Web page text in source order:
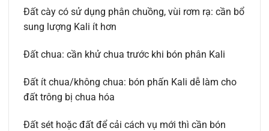
Đất cày có sử dụng phân chuồng, vùi rơm rạ: cần bổ
sung lượng Kali ít hơn
Đất chua: cần khử chua trước khi bón phân Kali
Đất ít chua/không chua: bón phấn Kali dễ làm cho
đất trông bị chua hóa
Đất sét hoặc đất để cải cách vụ mới thì cần bón